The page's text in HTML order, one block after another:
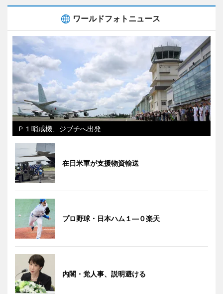
ワールドフォトニュース
Ｐ１哨戒機、ジブチへ出発
在日米軍が支援物資輸送
プロ野球・日本ハム１―０楽天
内閣・党人事、説明避ける